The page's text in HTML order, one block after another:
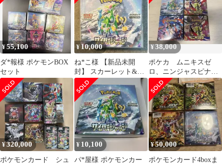
¥55,100
ダ*報様 ポケモンBOX
セット
¥10,000
ね*こ様 【新品未開
封】 スカーレット&バ
イオレット 拡張パック
サイバージャッ
¥38,000
ポケカ ムニキスゼ
ロ、ニンジャスピナ
ー、サイバージャッ
ク 計4BOXシュリンク
付
¥320,000
ポケモンカード シュ
¥ 10,100
パ*屋様 ポケモンカー
¥50,000
ポケモンカード4boxま